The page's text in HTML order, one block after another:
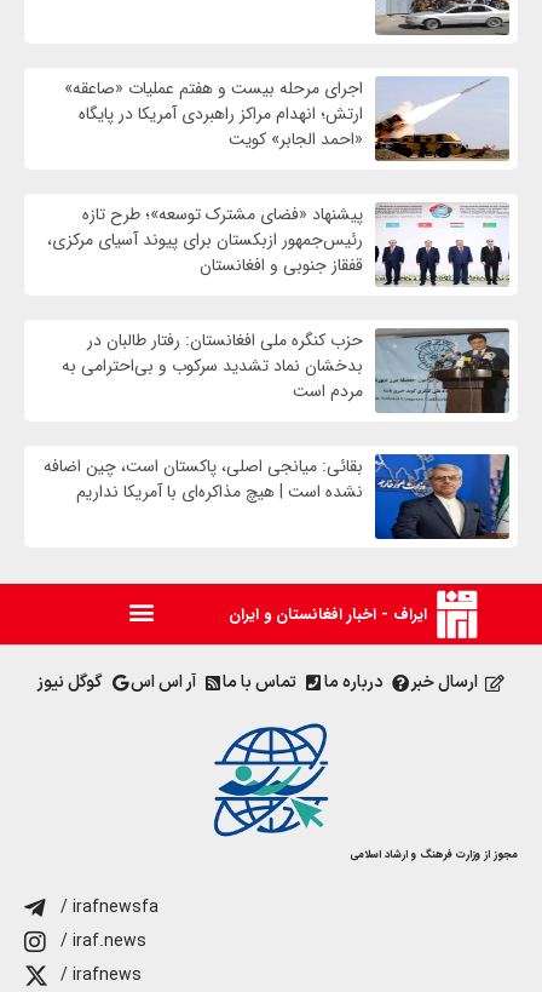
اجرای مرحله بیست و هفتم عملیات «صاعقه»
ارتش؛ انهدام مراکز راهبردی آمریکا در پایگاه
«احمد الجابر» کویت
پیشنهاد «فضای مشترک توسعه»؛ طرح تازه
رئیس‌جمهور ازبکستان برای پیوند آسیای مرکزی،
قفقاز جنوبی و افغانستان
حزب کنگره ملی افغانستان: رفتار طالبان در
بدخشان نماد تشدید سرکوب و بی‌احترامی به
مردم است
بقائی: میانجی اصلی، پاکستان است، چین اضافه
نشده است | هیچ مذاکره‌ای با آمریکا نداریم
ایراف - اخبار افغانستان و ایران
ارسال خبر درباره ما تماس با ما آر اس اس گوگل نیوز
مجوز از وزارت فرهنگ و ارشاد اسلامی
/ irafnewsfa
/ iraf.news
/ irafnews